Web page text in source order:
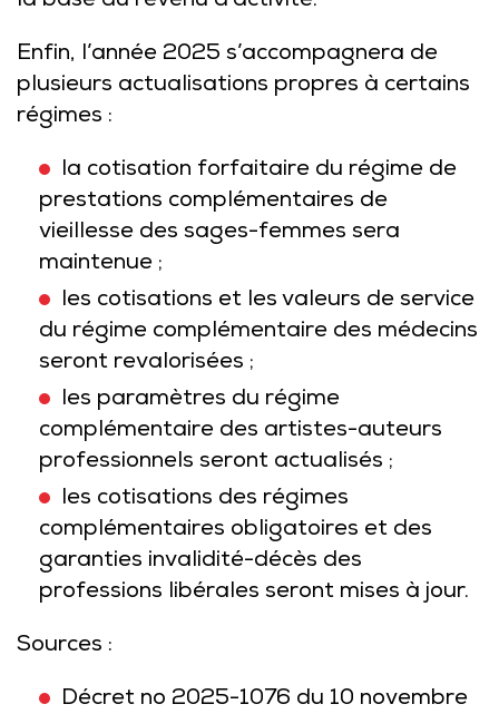
Enfin, l’année 2025 s’accompagnera de
plusieurs actualisations propres à certains
régimes :
la cotisation forfaitaire du régime de
prestations complémentaires de
vieillesse des sages-femmes sera
maintenue ;
les cotisations et les valeurs de service
du régime complémentaire des médecins
seront revalorisées ;
les paramètres du régime
complémentaire des artistes-auteurs
professionnels seront actualisés ;
les cotisations des régimes
complémentaires obligatoires et des
garanties invalidité-décès des
professions libérales seront mises à jour.
Sources :
Décret no 2025-1076 du 10 novembre